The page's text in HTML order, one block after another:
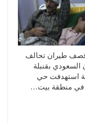
قصف طيران تحالف
السعودي بقنبلة
استهدفت حي
منطقة بيت…